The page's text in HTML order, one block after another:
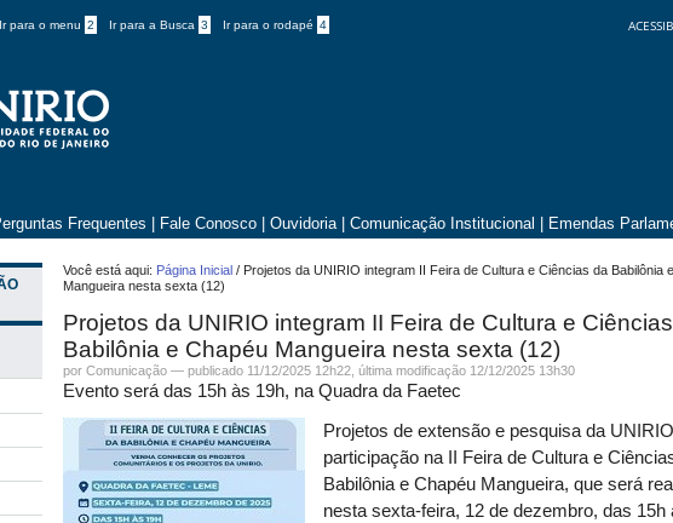
Ir para o menu 2 Ir para a Busca 3 Ir para o rodapé 4
Frequentes Fale Conosco Ouvidoria Comunicação Institucional Emendas
Você está aqui: Página Inicial / Projetos da UNIRIO integram II Feira de Cultura e Ciências da Babilônia
Mangueira nesta sexta (12)
Projetos da UNIRIO integram II Feira de Cultura e
Babilônia e Chapéu Mangueira nesta sexta (12)
porComunicação —publicado 11/12/2025 12h22,última modificação 12/12/2025 13h30
Evento será das 15h às 19h, na Quadra da Faetec
Projetos de extensão e pesquisa da
participação na
II Feira de Cultura e
Babilônia e Chapéu Mangueira, que será
nestasexta-feira, 12 de dezembro, das 15h